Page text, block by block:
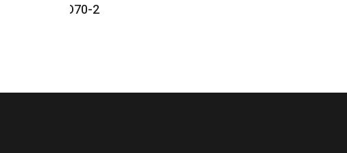
FD70-2